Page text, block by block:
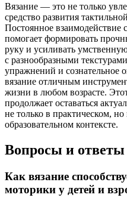
Вязание — это не только
средство развития
Постоянное взаимодействие
помогает формировать
руку и усиливать
с разнообразными
упражнений и сознательное
вязание отличным
жизни в любом возрасте.
продолжает оставаться
не только в практическом,
образовательном контексте.
Вопросы и ответы
Как вязание
моторики у детей и